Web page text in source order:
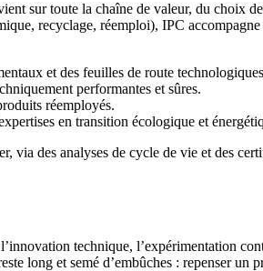
sur toute la chaîne de valeur, du choix
recyclage, réemploi), IPC
et des feuilles de route
performantes et sûres.
réemployés.
en transition écologique et
des analyses de cycle de vie et des
technique, l’expérimentation
long et semé d’embûches : repenser